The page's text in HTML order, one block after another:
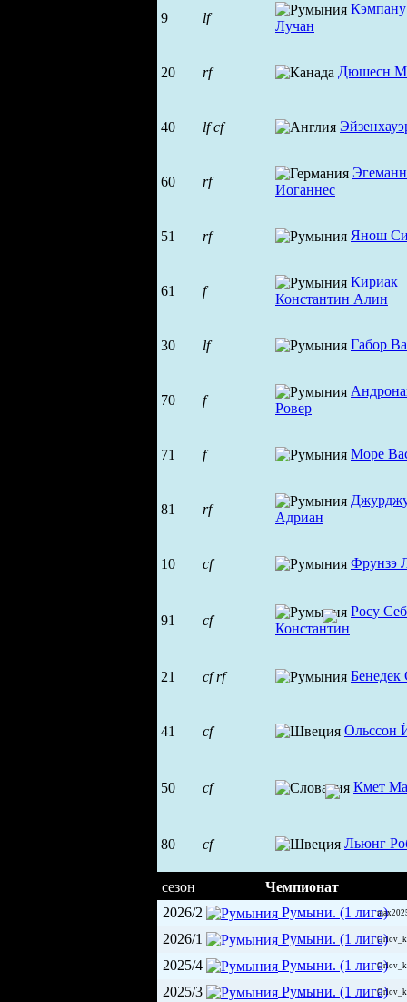
9 lf
Кэмпану
Лучан
20 rf Дюшесн
40 lf cf
60 rf
Эгеманн
Иоганнес
51 rf Янош
61 f
Кириак
Константин Алин
30 lf Габор
70 f
Ровер
71 f Море
81 rf
Адриан
10 cf Фрунзэ
91 cf
Росу
Константин
21 cf rf
41 cf Ольссон
50 cf Кмет
80 cf Льюнг
сезон
Чемпионат
2026/2
Румыни. (1 лига)
2026/1 Румыни. (1 лига)Orlov_k
2025/4 Румыни. (1 лига)Orlov_k
2025/3 Румыни. (1 лига)Orlov_k